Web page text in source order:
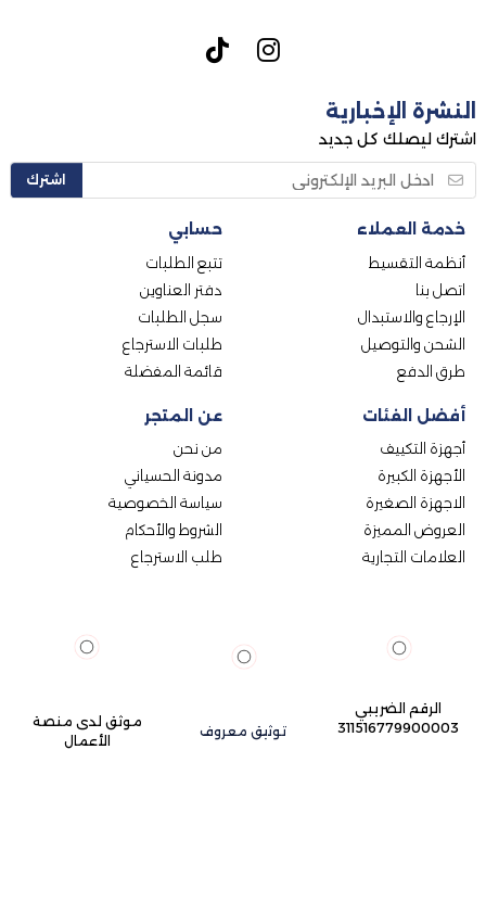
النشرة الإخبارية
اشترك ليصلك كل جديد
اشترك
عن المتجر
من نحن
مدونة الحسياني
سياسة الخصوصية
الشروط والأحكام
طلب الاسترجاع
خدمة العملاء
أنظمة التقسيط
اتصل بنا
الإرجاع والاستبدال
الشحن والتوصيل
طرق الدفع
حسابي
تتبع الطلبات
دفتر العناوين
سجل الطلبات
طلبات الاسترجاع
قائمة المفضلة
أفضل الفئات
أجهزة التكييف
الأجهزة الكبيرة
الاجهزة الصغيرة
العروض المميزة
العلامات التجارية
الرقم الضريبي
311516779900003
توثيق معروف
موثق لدى منصة
الأعمال